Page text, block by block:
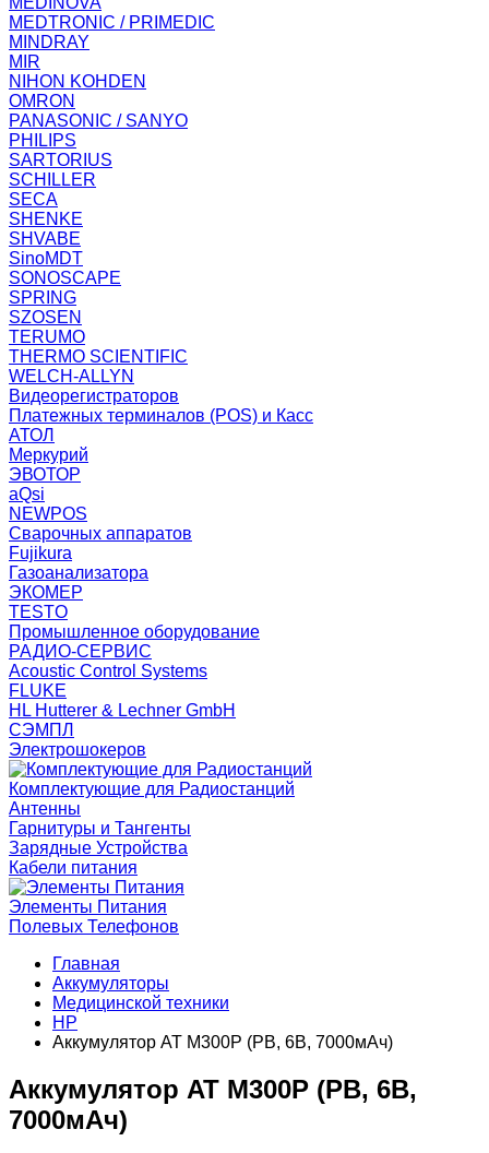
MEDTRONIC / PRIMEDIC
MINDRAY
MIR
NIHON KOHDEN
OMRON
PANASONIC / SANYO
PHILIPS
SARTORIUS
SCHILLER
SECA
SHENKE
SHVABE
SinoMDT
SONOSCAPE
SPRING
SZOSEN
TERUMO
THERMO SCIENTIFIC
WELCH-ALLYN
Видеорегистраторов
Платежных терминалов (POS) и Касс
АТОЛ
Меркурий
ЭВОТОР
aQsi
NEWPOS
Сварочных аппаратов
Fujikura
Газоанализатора
ЭКОМЕР
TESTO
Промышленное оборудование
РАДИО-СЕРВИС
Acoustic Control Systems
FLUKE
HL Hutterer & Lechner GmbH
СЭМПЛ
Электрошокеров
Комплектующие для Радиостанций
Антенны
Гарнитуры и Тангенты
Зарядные Устройства
Кабели питания
Элементы Питания
Полевых Телефонов
Главная
Аккумуляторы
Медицинской техники
HP
Аккумулятор AT M300P (PB, 6В, 7000мАч)
Аккумулятор AT M300P (PB, 6В,
7000мАч)